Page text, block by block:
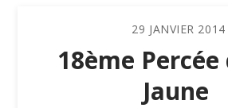
29 JANVIER 2014
18ème
Jaune